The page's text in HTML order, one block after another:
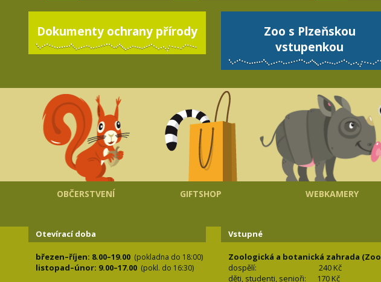
Dokumenty ochrany přírody
Zoo s Plzeňskou
vstupenkou
OBČERSTVENÍ GIFTSHOP WEBKAMERY
Otevírací doba
březen–říjen: 8.00–19.00 (pokladna do 18:00)
listopad–únor: 9.00–17.00 (pokl. do 16:30)
Vstupné
Zoologická a botanická zahrada
dospělí:
240 Kč
děti, studenti, senioři: 170Kč